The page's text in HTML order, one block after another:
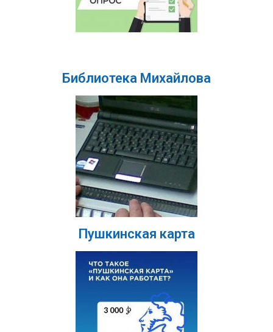
Библиотека Михайлова
Пушкинская карта